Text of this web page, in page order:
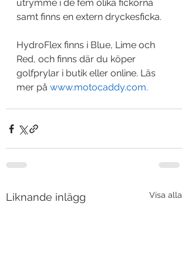
utrymme i de fem olika fickorna
samt finns en extern dryckesficka.
HydroFlex finns i Blue, Lime och
Red, och finns där du köper
golfprylar i butik eller online. Läs
mer på www.motocaddy.com.
Liknande inlägg Visa alla